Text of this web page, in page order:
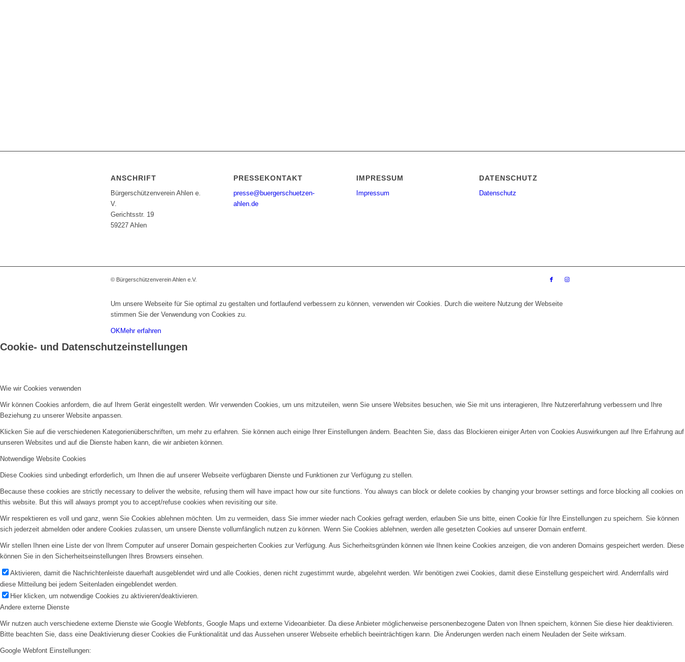
ANSCHRIFT
Bürgerschützenverein Ahlen e.
V.
Gerichtsstr. 19
59227 Ahlen
PRESSEKONTAKT
presse@buergerschuetzen-
ahlen.de
IMPRESSUM
Impressum
DATENSCHUTZ
Datenschutz
© Bürgerschützenverein Ahlen e.V.
Um unsere Webseite für Sie optimal zu gestalten und fortlaufend verbessern zu können, verwenden wir Cookies. Durch die weitere Nutzung der Webseite
stimmen Sie der Verwendung von Cookies zu.
OKMehr erfahren
Cookie- und Datenschutzeinstellungen
Wie wir Cookies verwenden
Wir können Cookies anfordern, die auf Ihrem Gerät eingestellt werden. Wir verwenden Cookies, um uns mitzuteilen, wenn Sie unsere Websites besuchen, wie Sie mit uns interagieren, Ihre Nutzererfahrung verbessern und Ihre
Beziehung zu unserer Website anpassen.
Klicken Sie auf die verschiedenen Kategorienüberschriften, um mehr zu erfahren. Sie können auch einige Ihrer Einstellungen ändern. Beachten Sie, dass das Blockieren einiger Arten von Cookies Auswirkungen auf Ihre Erfahrung auf
unseren Websites und auf die Dienste haben kann, die wir anbieten können.
Notwendige Website Cookies
Diese Cookies sind unbedingt erforderlich, um Ihnen die auf unserer Webseite verfügbaren Dienste und Funktionen zur Verfügung zu stellen.
Because these cookies are strictly necessary to deliver the website, refusing them will have impact how our site functions. You always can block or delete cookies by changing your browser settings and force blocking all cookies on
this website. But this will always prompt you to accept/refuse cookies when revisiting our site.
Wir respektieren es voll und ganz, wenn Sie Cookies ablehnen möchten. Um zu vermeiden, dass Sie immer wieder nach Cookies gefragt werden, erlauben Sie uns bitte, einen Cookie für Ihre Einstellungen zu speichern. Sie können
sich jederzeit abmelden oder andere Cookies zulassen, um unsere Dienste vollumfänglich nutzen zu können. Wenn Sie Cookies ablehnen, werden alle gesetzten Cookies auf unserer Domain entfernt.
Wir stellen Ihnen eine Liste der von Ihrem Computer auf unserer Domain gespeicherten Cookies zur Verfügung. Aus Sicherheitsgründen können wie Ihnen keine Cookies anzeigen, die von anderen Domains gespeichert werden. Diese
können Sie in den Sicherheitseinstellungen Ihres Browsers einsehen.
Aktivieren, damit die Nachrichtenleiste dauerhaft ausgeblendet wird und alle Cookies, denen nicht zugestimmt wurde, abgelehnt werden. Wir benötigen zwei Cookies, damit diese Einstellung gespeichert wird. Andernfalls wird
diese Mitteilung bei jedem Seitenladen eingeblendet werden.
Hier klicken, um notwendige Cookies zu aktivieren/deaktivieren.
Andere externe Dienste
Wir nutzen auch verschiedene externe Dienste wie Google Webfonts, Google Maps und externe Videoanbieter. Da diese Anbieter möglicherweise personenbezogene Daten von Ihnen speichern, können Sie diese hier deaktivieren.
Bitte beachten Sie, dass eine Deaktivierung dieser Cookies die Funktionalität und das Aussehen unserer Webseite erheblich beeinträchtigen kann. Die Änderungen werden nach einem Neuladen der Seite wirksam.
Google Webfont Einstellungen: